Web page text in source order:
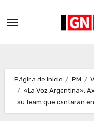
Página de inicio PM V
«La Voz Argentina»:
su team que cantarán